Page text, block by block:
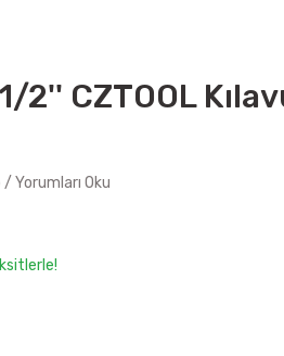
2'' CZTOOL
Yorumları Oku